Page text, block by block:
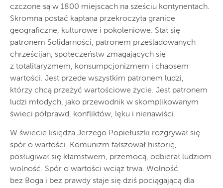
czczone są w 1800 miejscach na sześciu kontynentach.
Skromna postać kapłana przekroczyła granice
geograficzne, kulturowe i pokoleniowe. Stał się
patronem Solidarności, patronem prześladowanych
chrześcijan, społeczeństw zmagających się
z totalitaryzmem, konsumpcjonizmem i chaosem
wartości. Jest przede wszystkim patronem ludzi,
którzy chcą przeżyć wartościowe życie. Jest patronem
ludzi młodych, jako przewodnik w skomplikowanym
świeci półprawd, konfliktów, lęku i nienawiści.
W świecie księdza Jerzego Popiełuszki rozgrywał się
spór o wartości. Komunizm fałszował historię,
posługiwał się kłamstwem, przemocą, odbierał ludziom
wolność. Spór o wartości wciąż trwa. Wolność
bez Boga i bez prawdy staje się dziś pociągającą dla